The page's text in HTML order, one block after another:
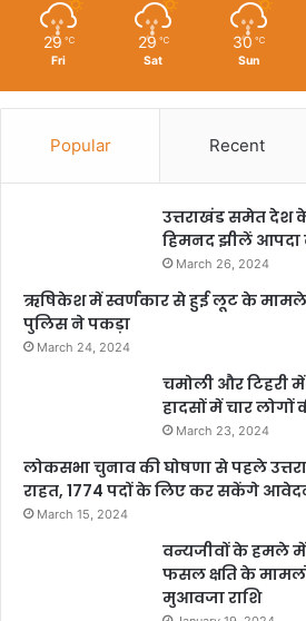
29 ℃
Fri
29 ℃
Sat
30 ℃
Sun
Popular Recent
उत्तराखंड समेत देश
हिमनद झीलें आपदा
March 26, 2024
ऋषिकेश में स्वर्णकार से हुई लूट के मामले
पुलिस ने पकड़ा
March 24, 2024
चमोली और
हादसों में चार लोगों
March 23, 2024
लोकसभा चुनाव की घोषणा से पहले
राहत, 1774 पदों के लिए कर सकेंगे
March 15, 2024
वन्यजीवों के हमले
फसल क्षति के
मुआवजा राशि